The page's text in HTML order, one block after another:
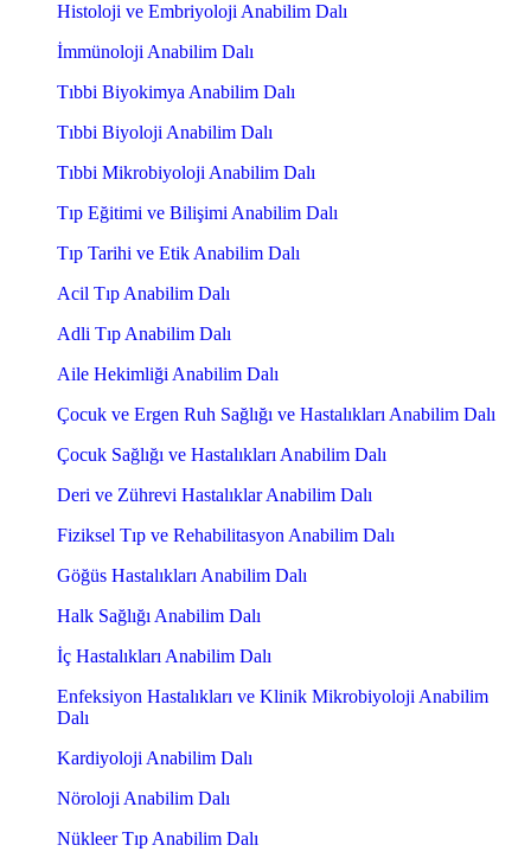
Histoloji ve Embriyoloji Anabilim Dalı
İmmünoloji Anabilim Dalı
Tıbbi Biyokimya Anabilim Dalı
Tıbbi Biyoloji Anabilim Dalı
Tıbbi Mikrobiyoloji Anabilim Dalı
Tıp Eğitimi ve Bilişimi Anabilim Dalı
Tıp Tarihi ve Etik Anabilim Dalı
Acil Tıp Anabilim Dalı
Adli Tıp Anabilim Dalı
Aile Hekimliği Anabilim Dalı
Çocuk ve Ergen Ruh Sağlığı ve Hastalıkları Anabilim Dalı
Çocuk Sağlığı ve Hastalıkları Anabilim Dalı
Deri ve Zührevi Hastalıklar Anabilim Dalı
Fiziksel Tıp ve Rehabilitasyon Anabilim Dalı
Göğüs Hastalıkları Anabilim Dalı
Halk Sağlığı Anabilim Dalı
İç Hastalıkları Anabilim Dalı
Enfeksiyon Hastalıkları ve Klinik Mikrobiyoloji Anabilim
Dalı
Kardiyoloji Anabilim Dalı
Nöroloji Anabilim Dalı
Nükleer Tıp Anabilim Dalı